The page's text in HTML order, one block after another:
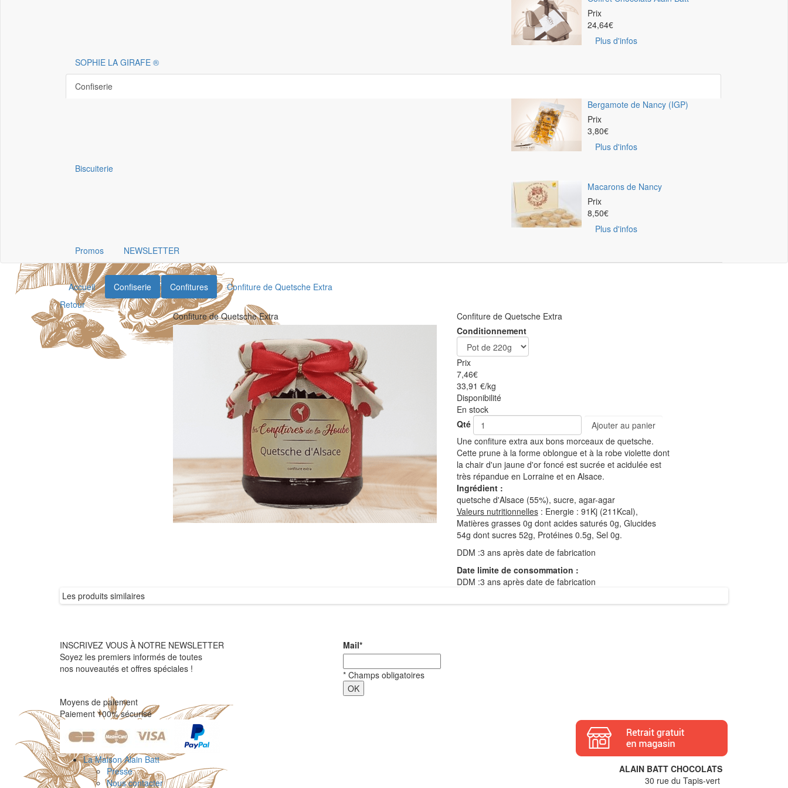
Prix
24,64€
Plus d'infos
SOPHIE LA GIRAFE ®
Confiserie
Bergamote de Nancy (IGP)
Prix
3,80€
Plus d'infos
Biscuiterie
Macarons de Nancy
Prix
8,50€
Plus d'infos
Promos
NEWSLETTER
Accueil Confiserie Confitures
Confiture de Quetsche Extra
Retour
Confiture de Quetsche Extra
Confiture de Quetsche Extra
Conditionnement
Prix
7,46€
33,91 €/kg
Disponibilité
En stock
Qté
Ajouter au panier
Une confiture extra aux bons morceaux de quetsche.
Cette prune à la forme oblongue et à la robe violette dont
la chair d'un jaune d'or foncé est sucrée et acidulée est
très répandue en Lorraine et en Alsace.
Ingrédient :
quetsche d'Alsace (55%), sucre, agar-agar
Valeurs nutritionnelles: Energie : 91Kj (211Kcal),
Matières grasses 0g dont acides saturés 0g, Glucides
54g dont sucres 52g, Protéines 0.5g, Sel 0g.
DDM :3 ans après date de fabrication
Date limite de consommation :
DDM :3 ans après date de fabrication
Les produits similaires
INSCRIVEZ VOUS À NOTRE NEWSLETTER
Soyez les premiers informés de toutes
nos nouveautés et offres spéciales !
Mail*
* Champs obligatoires
Moyens de paiement
Paiement 100% sécurisé
ALAIN BATT CHOCOLATS
30 rue du Tapis-vert
La Maison Alain Batt
Presse
Nous contacter